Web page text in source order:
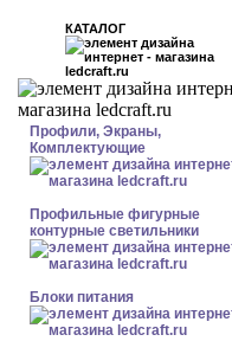
КАТАЛОГ
Профили, Экраны,
Комплектующие
Профильные фигурные
контурные светильники
Блоки питания